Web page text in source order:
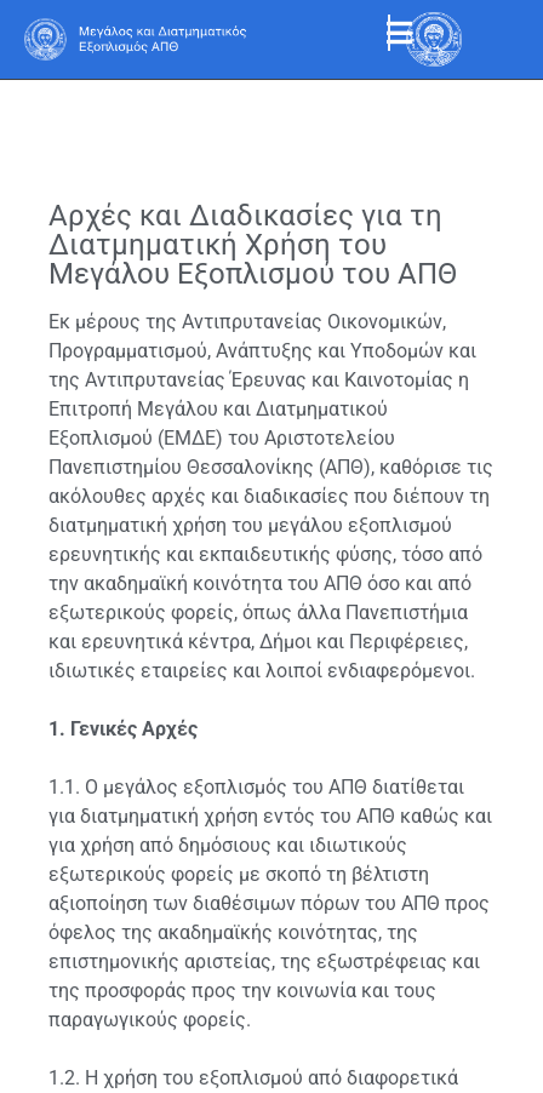
Αρχές και Διαδικασίες για τη
Διατμηματική Χρήση του
Μεγάλου Εξοπλισμού του ΑΠΘ
Εκ μέρους της Αντιπρυτανείας Οικονομικών,
Προγραμματισμού, Ανάπτυξης και Υποδομών και
της Αντιπρυτανείας Έρευνας και Καινοτομίας η
Επιτροπή Μεγάλου και Διατμηματικού
Εξοπλισμού (ΕΜΔΕ) του Αριστοτελείου
Πανεπιστημίου Θεσσαλονίκης (ΑΠΘ), καθόρισε τις
ακόλουθες αρχές και διαδικασίες που διέπουν τη
διατμηματική χρήση του μεγάλου εξοπλισμού
ερευνητικής και εκπαιδευτικής φύσης, τόσο από
την ακαδημαϊκή κοινότητα του ΑΠΘ όσο και από
εξωτερικούς φορείς, όπως άλλα Πανεπιστήμια
και ερευνητικά κέντρα, Δήμοι και Περιφέρειες,
ιδιωτικές εταιρείες και λοιποί ενδιαφερόμενοι.
1. Γενικές Αρχές
1.1. Ο μεγάλος εξοπλισμός του ΑΠΘ διατίθεται
για διατμηματική χρήση εντός του ΑΠΘ καθώς και
για χρήση από δημόσιους και ιδιωτικούς
εξωτερικούς φορείς με σκοπό τη βέλτιστη
αξιοποίηση των διαθέσιμων πόρων του ΑΠΘ προς
όφελος της ακαδημαϊκής κοινότητας, της
επιστημονικής αριστείας, της εξωστρέφειας και
της προσφοράς προς την κοινωνία και τους
παραγωγικούς φορείς.
1.2. Η χρήση του εξοπλισμού από διαφορετικά